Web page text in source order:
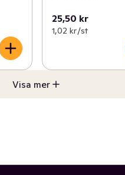
25,50 kr
1,02 kr /st
Visa mer